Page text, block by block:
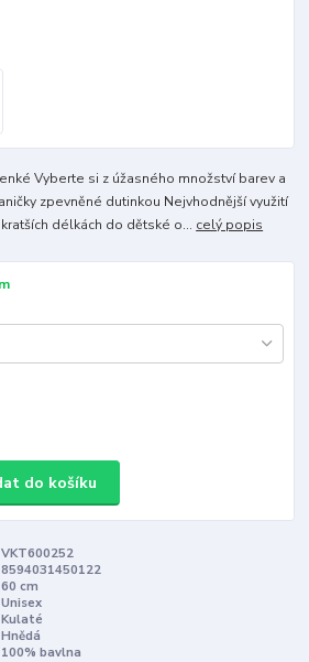
Vyberte si z úžasného množství barev a
zpevněné dutinkou Nejvhodnější využití
délkách do dětské o... celý popis
do košíku
VKT600252
8594031450122
60 cm
Unisex
Kulaté
Hnědá
100% bavlna